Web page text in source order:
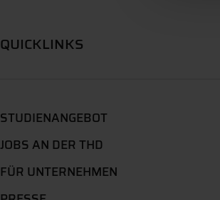
QUICKLINKS
STUDIENANGEBOT
JOBS AN DER THD
FÜR UNTERNEHMEN